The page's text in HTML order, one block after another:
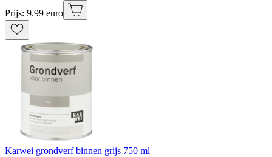
Prijs: 9.99 euro
Karwei grondverf binnen grijs 750 ml